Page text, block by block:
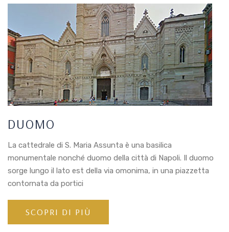
DUOMO
La cattedrale di S. Maria Assunta è una basilica
monumentale nonché duomo della città di Napoli. Il duomo
sorge lungo il lato est della via omonima, in una piazzetta
contornata da portici
SCOPRI DI PIÙ